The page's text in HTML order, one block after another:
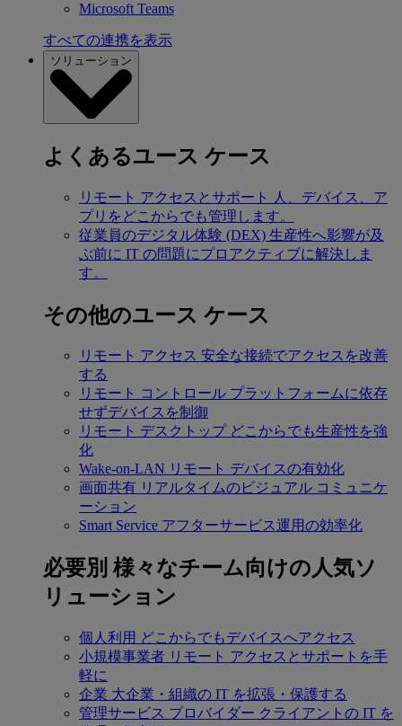
Microsoft Teams
すべての連携を表示
ソリューション
よくあるユース ケース
リモート アクセスとサポート
人、デバイス、ア
プリをどこからでも管理します。
従業員のデジタル体験 (DEX) 生産性へ影響が及
ぶ前に IT の問題にプロアクティブに解決しま
す。
その他のユース ケース
リモート アクセス 安全な接続でアクセスを改善
する
リモート コントロール プラットフォームに依存
せずデバイスを制御
リモート デスクトップ どこからでも生産性を強
化
Wake-on-LAN リモート デバイスの有効化
画面共有 リアルタイムのビジュアル コミュニケ
ーション
Smart Service アフターサービス運用の効率化
必要別 様々なチーム向けの人気ソ
リューション
個人利用 どこからでもデバイスへアクセス
小規模事業者 リモート アクセスとサポートを手
軽に
企業 大企業・組織の IT を拡張・保護する
管理サービス プロバイダー クライアントの IT を